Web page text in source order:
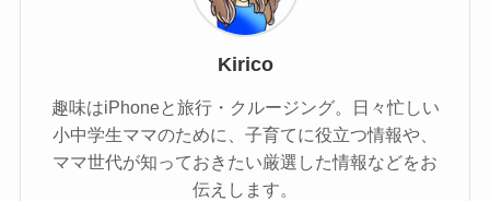
Kirico
趣味はiPhoneと旅行・クルージング。日々忙しい
小中学生ママのために、子育てに役立つ情報や、
ママ世代が知っておきたい厳選した情報などをお
伝えします。